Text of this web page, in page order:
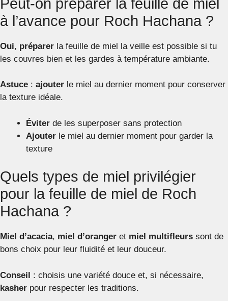
Peut-on préparer la feuille de miel
à l’avance pour Roch Hachana ?
Oui, préparer la feuille de miel la veille est possible si tu
les couvres bien et les gardes à température ambiante.
Astuce : ajouter le miel au dernier moment pour conserver
la texture idéale.
Éviter de les superposer sans protection
Ajouter le miel au dernier moment pour garder la
texture
Quels types de miel privilégier
pour la feuille de miel de Roch
Hachana ?
Miel d’acacia, miel d’oranger et miel multifleurs sont de
bons choix pour leur fluidité et leur douceur.
Conseil : choisis une variété douce et, si nécessaire,
kasher pour respecter les traditions.